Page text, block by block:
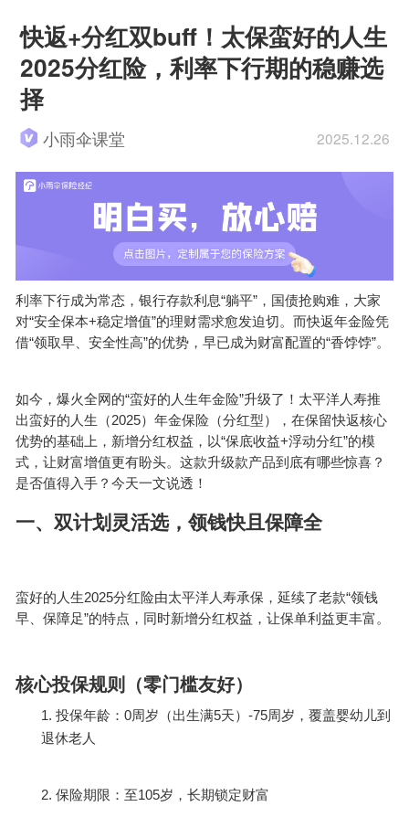
快返+分红双buff！太保蛮好的人生
2025分红险，利率下行期的稳赚选
择
小雨伞课堂 2025.12.26
利率下行成为常态，银行存款利息“躺平”，国债抢购难，大家
对“安全保本+稳定增值”的理财需求愈发迫切。而快返年金险凭
借“领取早、安全性高”的优势，早已成为财富配置的“香饽饽”。
如今，爆火全网的“蛮好的人生年金险”升级了！太平洋人寿推
出蛮好的人生（2025）年金保险（分红型），在保留快返核心
优势的基础上，新增分红权益，以“保底收益+浮动分红”的模
式，让财富增值更有盼头。这款升级款产品到底有哪些惊喜？
是否值得入手？今天一文说透！
一、双计划灵活选，领钱快且保障全
蛮好的人生2025分红险由太平洋人寿承保，延续了老款“领钱
早、保障足”的特点，同时新增分红权益，让保单利益更丰富。
核心投保规则（零门槛友好）
1. 投保年龄： 0周岁（出生满5天） -75周岁，覆盖婴幼儿到
退休老人
2. 保险期限：至105岁，长期锁定财富